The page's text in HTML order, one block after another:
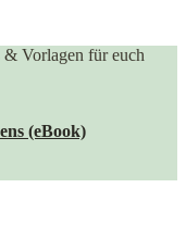
Vorlagen für euch
(eBook)